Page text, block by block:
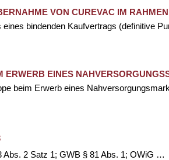
VON CUREVAC IM
bindenden Kaufvertrags (definitive
EINES
beim Erwerb eines
Abs. 2 Satz 1; GWB § 81 Abs. 1; OWiG …